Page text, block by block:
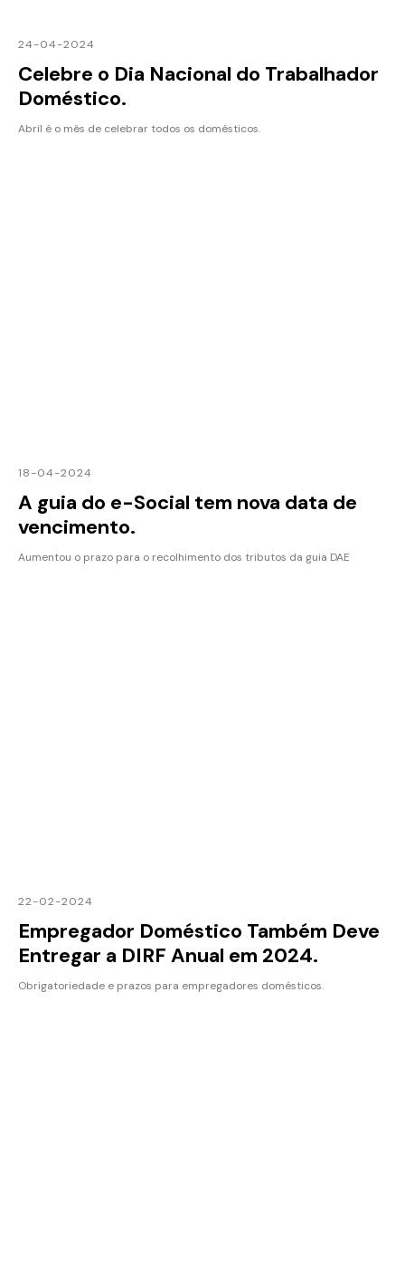
24-04-2024
Celebre o Dia Nacional do Trabalhador
Doméstico.
Abril é o mês de celebrar todos os domésticos.
18-04-2024
A guia do e-Social tem nova data de
vencimento.
Aumentou o prazo para o recolhimento dos tributos da guia DAE
22-02-2024
Empregador Doméstico Também Deve
Entregar a DIRF Anual em 2024.
Obrigatoriedade e prazos para empregadores domésticos.